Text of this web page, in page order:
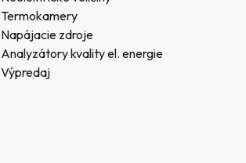
Termokamery
Napájacie zdroje
Analyzátory kvality el. energie
Výpredaj